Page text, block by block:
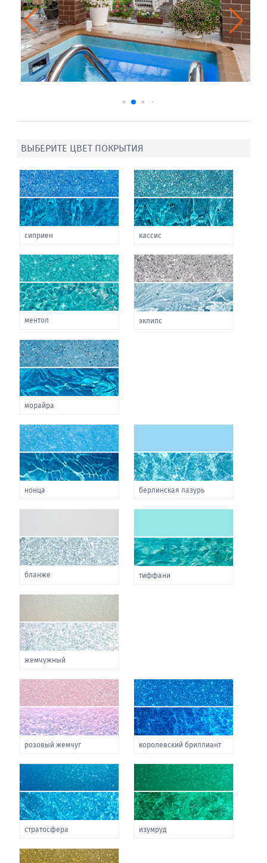
ВЫБЕРИТЕ ЦВЕТ ПОКРЫТИЯ
сиприен кассис
ментол эклипс
морайра
нонца берлинская лазурь
бланже тиффани
жемчужный
розовый жемчуг королевский бриллиант
стратосфера изумруд